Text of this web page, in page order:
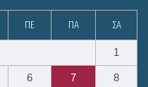
ΠΕ ΠΑ ΣΑ
1
6 7 8